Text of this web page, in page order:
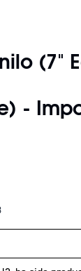
(7"
-